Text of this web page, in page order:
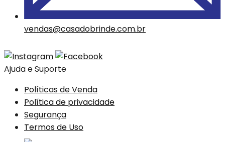
vendas@casadobrinde.com.br
Ajuda e Suporte
Políticas de Venda
Política de privacidade
Segurança
Termos de Uso